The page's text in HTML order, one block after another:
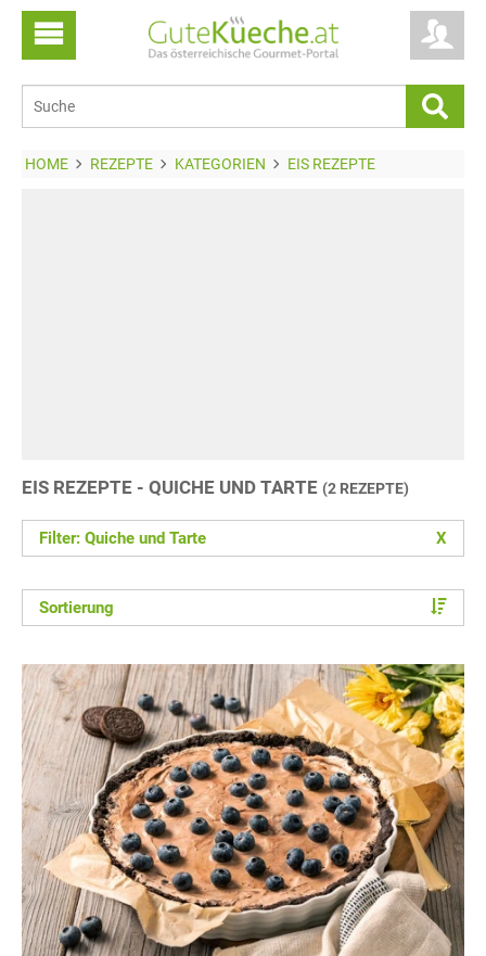
HOME REZEPTE KATEGORIEN EIS REZEPTE
EIS REZEPTE - QUICHE UND TARTE (2 REZEPTE)
Filter: Quiche und Tarte X
Sortierung